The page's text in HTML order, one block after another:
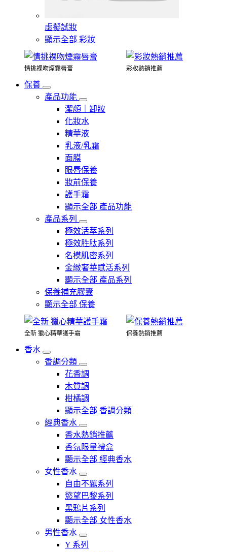
虛擬試妝
顯示全部 彩妝
情挑裸吻煙霧唇膏 彩妝熱銷推薦
保養
產品功能
潔顏｜卸妝
化妝水
精華液
乳液/乳霜
面膜
眼唇保養
妝前保養
護手霜
顯示全部 產品功能
產品系列
極效活萃系列
極效胜肽系列
名模肌密系列
金緻奢華賦活系列
顯示全部 產品系列
保養補充膠囊
顯示全部 保養
全新 獵心精華護手霜 保養熱銷推薦
香水
香調分類
花香調
木質調
柑橘調
顯示全部 香調分類
經典香水
香水熱銷推薦
香氛限量禮盒
顯示全部 經典香水
女性香水
自由不羈系列
慾望巴黎系列
黑鴉片系列
顯示全部 女性香水
男性香水
Y 系列